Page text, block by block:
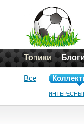
Топики
Все